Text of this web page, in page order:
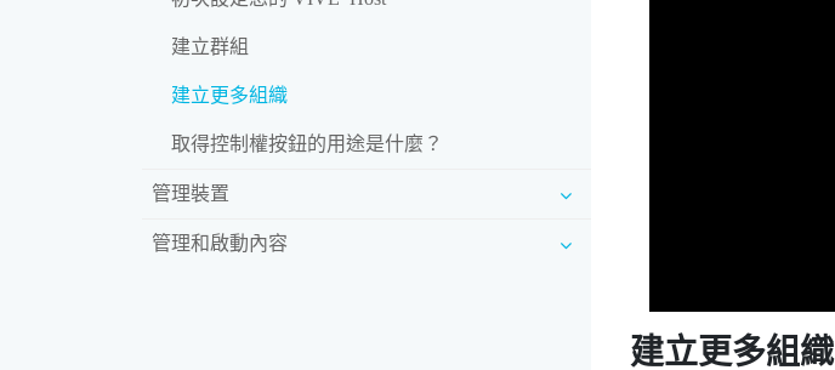
建立群組
建立更多組織
取得控制權按鈕的用途是什麼？
管理裝置
管理和啟動內容
建立更多組織